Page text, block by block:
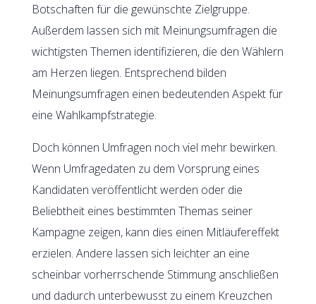
Botschaften für die gewünschte Zielgruppe.
Außerdem lassen sich mit Meinungsumfragen die
wichtigsten Themen identifizieren, die den Wählern
am Herzen liegen. Entsprechend bilden
Meinungsumfragen einen bedeutenden Aspekt für
eine Wahlkampfstrategie.
Doch können Umfragen noch viel mehr bewirken.
Wenn Umfragedaten zu dem Vorsprung eines
Kandidaten veröffentlicht werden oder die
Beliebtheit eines bestimmten Themas seiner
Kampagne zeigen, kann dies einen Mitläufereffekt
erzielen. Andere lassen sich leichter an eine
scheinbar vorherrschende Stimmung anschließen
und dadurch unterbewusst zu einem Kreuzchen